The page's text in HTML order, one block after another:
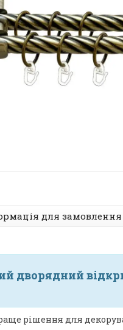
для замовлення
дворядний
рішення для